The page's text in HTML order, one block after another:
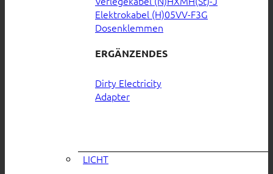
Elektrokabel (H)05VV-F3G
Dosenklemmen
ERGÄNZENDES
Dirty Electricity
Adapter
LICHT